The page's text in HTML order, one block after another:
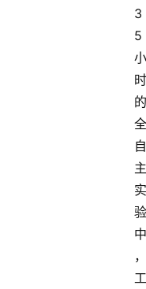
3
5
小
时
的
全
自
主
实
验
中
，
工